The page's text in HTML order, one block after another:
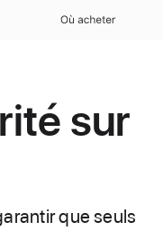
Où acheter
sur
que seuls